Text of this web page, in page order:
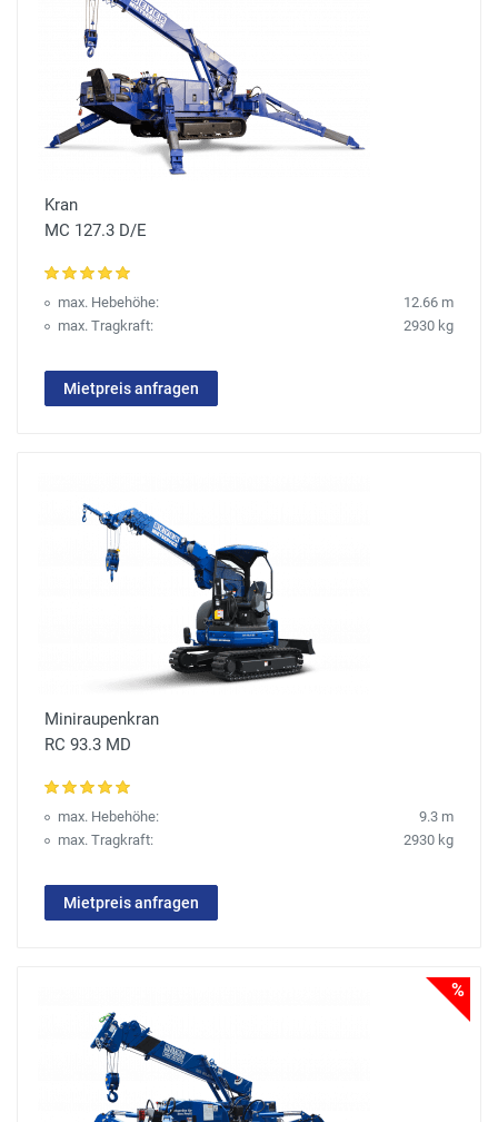
Kran
MC 127.3 D/E
max. Hebehöhe:
12.66 m
max. Tragkraft:
2930 kg
Mietpreis anfragen
Miniraupenkran
RC 93.3 MD
max. Hebehöhe:
9.3 m
max. Tragkraft:
2930 kg
Mietpreis anfragen
%